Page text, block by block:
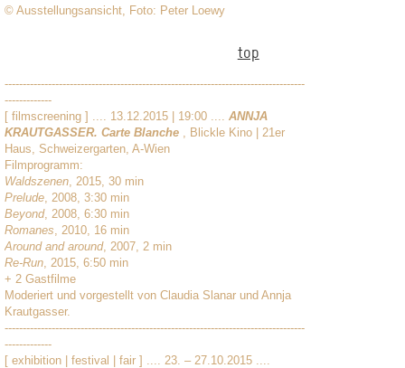
© Ausstellungsansicht, Foto: Peter Loewy
top
-----------------------------------------------------------------------------------
-------------
[ filmscreening ] .... 13.12.2015 | 19:00 .... ANNJA
KRAUTGASSER. Carte Blanche , Blickle Kino | 21er
Haus, Schweizergarten, A-Wien
Filmprogramm:
Waldszenen , 2015, 30 min
Prelude , 2008, 3:30 min
Beyond, 2008, 6:30 min
Romanes , 2010, 16 min
Around and around, 2007, 2 min
Re-Run , 2015, 6:50 min
+ 2 Gastfilme
Moderiert und vorgestellt von Claudia Slanar und Annja
Krautgasser.
-----------------------------------------------------------------------------------
-------------
[ exhibition | festival | fair ] .... 23. – 27.10.2015 ....